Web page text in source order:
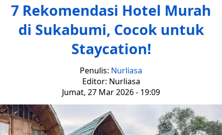
7 Rekomendasi Hotel Murah
di Sukabumi, Cocok untuk
Staycation!
Penulis: Nurliasa
Editor: Nurliasa
Jumat, 27 Mar 2026 - 19:09